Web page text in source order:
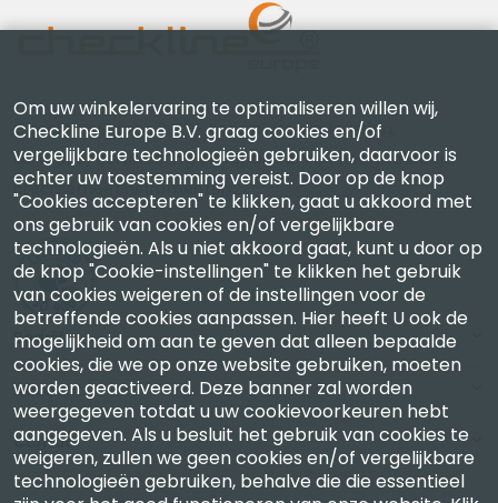
Checkline Europe B.V. — specialisten in levering,
kalibratie, certificering en reparatie van hoogwaardige
precisiemeetinstrumenten.
Bedrijf
Account
Contact
Om uw winkelervaring te optimaliseren willen wij,
Checkline Europe B.V. graag cookies en/of
vergelijkbare technologieën gebruiken, daarvoor is
echter uw toestemming vereist. Door op de knop
"Cookies accepteren" te klikken, gaat u akkoord met
ons gebruik van cookies en/of vergelijkbare
technologieën. Als u niet akkoord gaat, kunt u door op
de knop "Cookie-instellingen" te klikken het gebruik
van cookies weigeren of de instellingen voor de
betreffende cookies aanpassen. Hier heeft U ook de
mogelijkheid om aan te geven dat alleen bepaalde
cookies, die we op onze website gebruiken, moeten
worden geactiveerd. Deze banner zal worden
weergegeven totdat u uw cookievoorkeuren hebt
aangegeven. Als u besluit het gebruik van cookies te
weigeren, zullen we geen cookies en/of vergelijkbare
technologieën gebruiken, behalve die die essentieel